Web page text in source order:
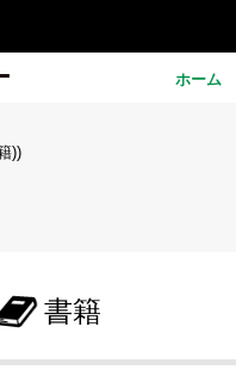
ホーム
))
書籍